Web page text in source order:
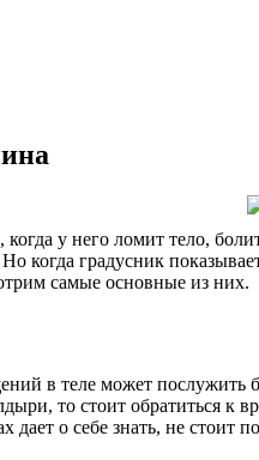
у него ломит тело,
когда градусник
самые основные из них.
в теле может послужить
то стоит обратиться к
дает о себе знать, не